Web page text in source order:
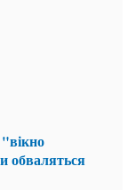
"вікно
обваляться